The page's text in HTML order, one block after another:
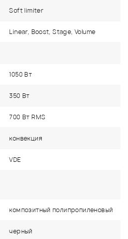
Soft limiter
Linear, Boost, Stage, Volume
1050 Вт
350 Вт
700 Вт RMS
конвекция
VDE
композитный полипропиленовый
черный